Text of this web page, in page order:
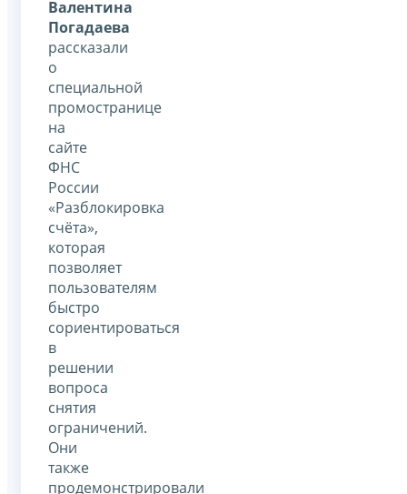
Валентина
Погадаева
рассказали
о
специальной
промостранице
на
сайте
ФНС
России
«Разблокировка
счёта»,
которая
позволяет
пользователям
быстро
сориентироваться
в
решении
вопроса
снятия
ограничений.
Они
также
продемонстрировали